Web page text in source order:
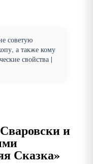
советую
а также кому
свойства |
и
Сказка»